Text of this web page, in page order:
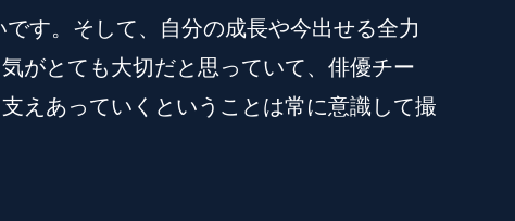
す。そして、自分の成長や今出せる全力
がとても大切だと思っていて、俳優チー
えあっていくということは常に意識して撮